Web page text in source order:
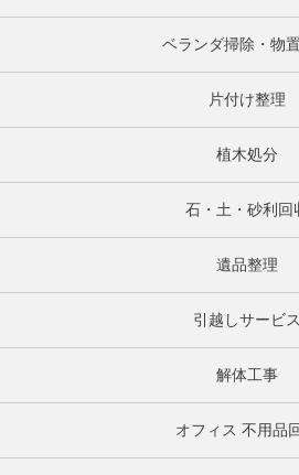
ベランダ掃除・物
片付け整理
植木処分
石・土・砂利回
遺品整理
引越しサービス
解体工事
オフィス 不用品